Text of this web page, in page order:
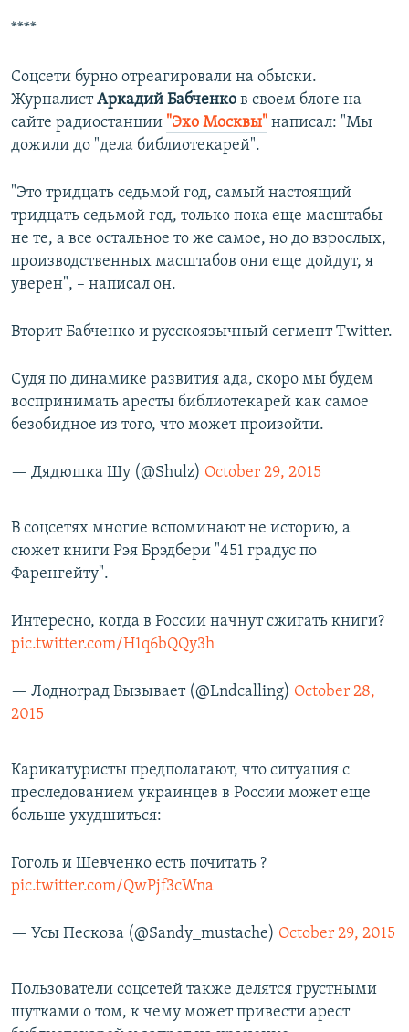
****
Соцсети бурно отреагировали на обыски.
ЖурналистАркадий Бабченко в своем блоге на
сайте радиостанции "Эхо Москвы" написал: "Мы
дожили до "дела библиотекарей".
"Это тридцать седьмой год, самый настоящий
тридцать седьмой год, только пока еще масштабы
не те, а все остальное то же самое, но до взрослых,
производственных масштабов они еще дойдут, я
уверен", – написал он.
Вторит Бабченко и русскоязычный сегмент Twitter.
Судя по динамике развития ада, скоро мы будем
воспринимать аресты библиотекарей как самое
безобидное из того, что может произойти.
— Дядюшка Шу (@Shulz) October 29, 2015
В соцсетях многие вспоминают не историю, а
сюжет книги Рэя Брэдбери "451 градус по
Фаренгейту".
Интересно, когда в России начнут сжигать книги?
pic.twitter.com/H1q6bQQy3h
— Лодноrpaд Вызывает (@Lndcalling) October 28,
2015
Карикатуристы предполагают, что ситуация с
преследованием украинцев в России может еще
больше ухудшиться:
Гоголь и Шевченко есть почитать ?
pic.twitter.com/QwPjf3cWna
— Усы Пескова (@Sandy_mustache) October 29, 2015
Пользователи соцсетей также делятся грустными
шутками о том, к чему может привести арест